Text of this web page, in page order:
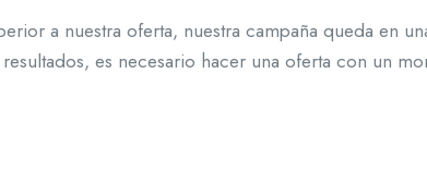
a nuestra oferta, nuestra campaña queda en
es necesario hacer una oferta con un